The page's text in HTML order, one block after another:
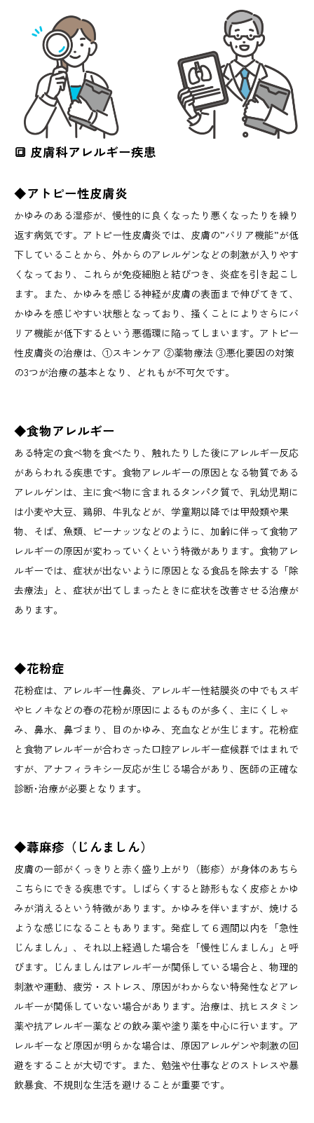
🔳 皮膚科アレルギー疾患
◆アトピー性皮膚炎
かゆみのある湿疹が、慢性的に良くなったり悪くなったりを繰り
返す病気です。アトピー性皮膚炎では、皮膚の”バリア機能”が低
下していることから、外からのアレルゲンなどの刺激が入りやす
くなっており、これらが免疫細胞と結びつき、炎症を引き起こし
ます。また、かゆみを感じる神経が皮膚の表面まで伸びてきて、
かゆみを感じやすい状態となっており、掻くことによりさらにバ
リア機能が低下するという悪循環に陥ってしまいます。アトピー
性皮膚炎の治療は、①スキンケア ②薬物療法 ③悪化要因の対策
の3つが治療の基本となり、どれもが不可欠です。
◆食物アレルギー
ある特定の食べ物を食べたり、触れたりした後にアレルギー反応
があらわれる疾患です。食物アレルギーの原因となる物質である
アレルゲンは、主に食べ物に含まれるタンパク質で、乳幼児期に
は小麦や大豆、鶏卵、牛乳などが、学童期以降では甲殻類や果
物、そば、魚類、ピーナッツなどのように、加齢に伴って食物ア
レルギーの原因が変わっていくという特徴があります。食物アレ
ルギーでは、症状が出ないように原因となる食品を除去する「除
去療法」と、症状が出てしまったときに症状を改善させる治療が
あります。
◆花粉症
花粉症は、アレルギー性鼻炎、アレルギー性結膜炎の中でもスギ
やヒノキなどの春の花粉が原因によるものが多く、主にくしゃ
み、鼻水、鼻づまり、目のかゆみ、充血などが生じます。花粉症
と食物アレルギーが合わさった口腔アレルギー症候群ではまれで
すが、アナフィラキシー反応が生じる場合があり、医師の正確な
診断･治療が必要となります。
◆蕁麻疹（じんましん）
皮膚の一部がくっきりと赤く盛り上がり（膨疹）が身体のあちら
こちらにできる疾患です。しばらくすると跡形もなく皮疹とかゆ
みが消えるという特徴があります。かゆみを伴いますが、焼ける
ような感じになることもあります。発症して６週間以内を「急性
じんましん」、それ以上経過した場合を「慢性じんましん」と呼
びます。じんましんはアレルギーが関係している場合と、物理的
刺激や運動、疲労・ストレス、原因がわからない特発性などアレ
ルギーが関係していない場合があります。治療は、抗ヒスタミン
薬や抗アレルギー薬などの飲み薬や塗り薬を中心に行います。ア
レルギーなど原因が明らかな場合は、原因アレルゲンや刺激の回
避をすることが大切です。また、勉強や仕事などのストレスや暴
飲暴食、不規則な生活を避けることが重要です。